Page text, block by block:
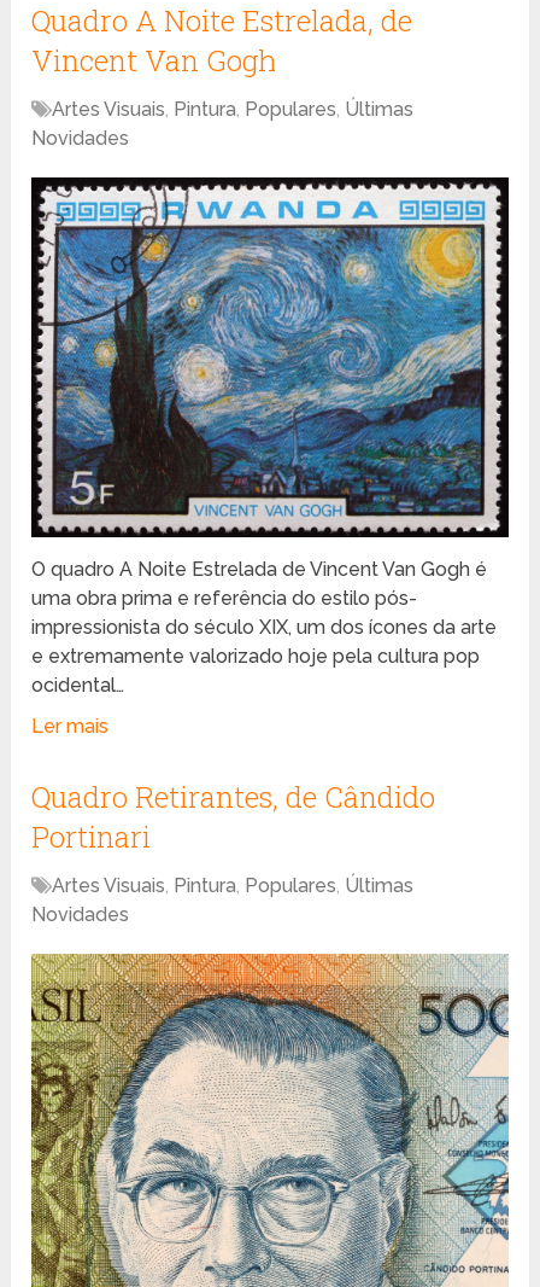
Quadro A Noite Estrelada, de
Vincent Van Gogh
Artes Visuais, Pintura, Populares, Últimas
Novidades
O quadro A Noite Estrelada de Vincent Van Gogh é
uma obra prima e referência do estilo pós-
impressionista do século XIX, um dos ícones da arte
e extremamente valorizado hoje pela cultura pop
ocidental…
Ler mais
Quadro Retirantes, de Cândido
Portinari
Artes Visuais, Pintura, Populares, Últimas
Novidades